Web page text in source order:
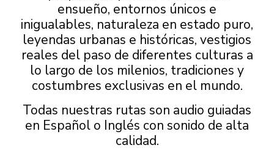
ensueño, entornos únicos e
inigualables, naturaleza en estado puro,
leyendas urbanas e históricas, vestigios
reales del paso de diferentes culturas a
lo largo de los milenios, tradiciones y
costumbres exclusivas en el mundo.
Todas nuestras rutas son audio guiadas
en Español o Inglés con sonido de alta
calidad.